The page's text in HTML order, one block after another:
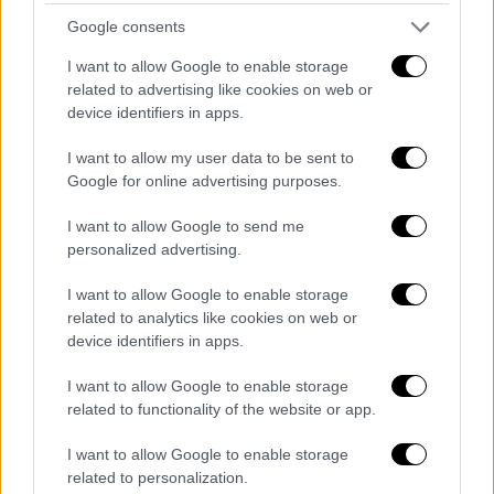
Google consents
I want to allow Google to enable storage
related to advertising like cookies on web or
device identifiers in apps.
I want to allow my user data to be sent to
Google for online advertising purposes.
I want to allow Google to send me
personalized advertising.
I want to allow Google to enable storage
related to analytics like cookies on web or
device identifiers in apps.
I want to allow Google to enable storage
related to functionality of the website or app.
I want to allow Google to enable storage
related to personalization.
θα γίνει κενό ή απλά θα κάνει κάτι…».
Drew Barrymore admits her Kamala
Harris interview was "the scariest
conversation" she’s had on her show:
"All I kept thinking was, if you do one
thing to screw up this woman’s
pic.twitter.com/lc6De8IFbC
September 15,
2024
Ειδικότερα, η ηθοποιός και παρουσιάστρια
δήλωσε πως ενώ η μεγάλη της επιθυμία ήταν
η συζήτησή τους να είναι «διασκεδαστική»
και «αφοπλιστική», φοβήθηκε ότι θα
«αμαύρωνε» την εικόνα της Χάρις